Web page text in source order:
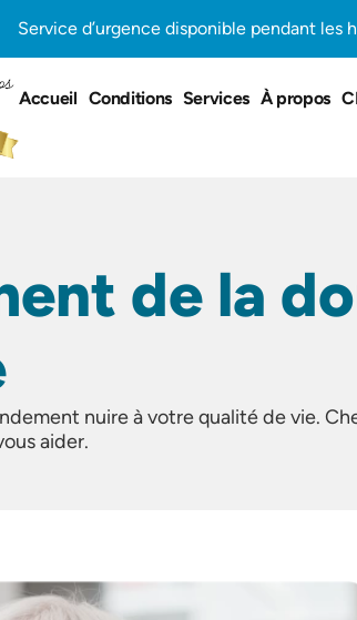
Service d’urgence disponible pendant les
Accueil Conditions Services À propos
de la
nuire à votre qualité de vie.
aider.